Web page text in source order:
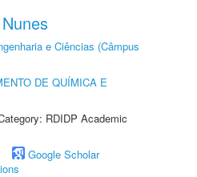
e Ciências (Câmpus
DE QUÍMICA E
RDIDP Academic
Google Scholar